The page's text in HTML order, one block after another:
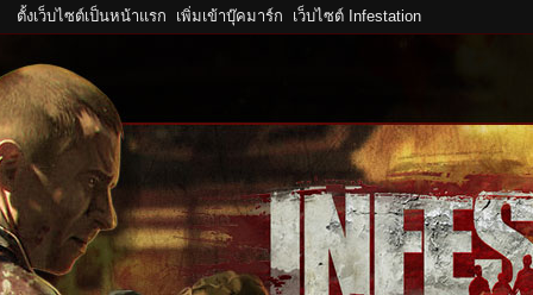
ตั้งเว็บไซต์เป็นหน้าแรก เพิ่มเข้าบุ๊คมาร์ก เว็บไซต์ Infestation